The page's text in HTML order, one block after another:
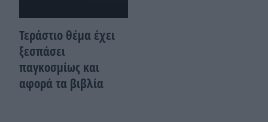
Τεράστιο θέμα έχει
ξεσπάσει
παγκοσμίως και
αφορά τα βιβλία